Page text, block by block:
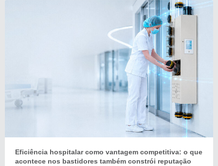
Eficiência hospitalar como vantagem competitiva: o que
acontece nos bastidores também constrói reputação